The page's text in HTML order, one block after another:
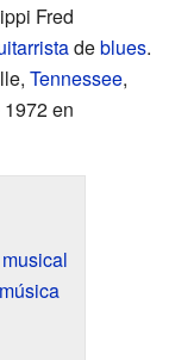
Fred
deblues.
Tennessee,
en